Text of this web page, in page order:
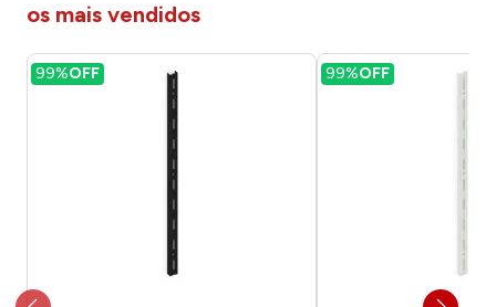
os mais vendidos
99%OFF 99%OFF